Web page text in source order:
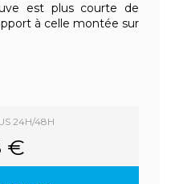
est plus courte de
à celle montée sur
24H/48H
€